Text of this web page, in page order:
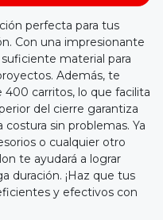
perfecta para tus
Con una impresionante
material para
Además, te
carritos, lo que facilita
del cierre garantiza
sin problemas. Ya
o cualquier otro
te ayudará a lograr
duración. ¡Haz que tus
y efectivos con